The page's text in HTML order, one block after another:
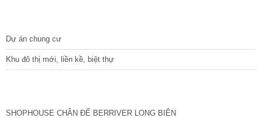
Dự án chung cư
Khu đô thị mới, liền kề, biệt thự
SHOPHOUSE CHÂN ĐẾ BERRIVER LONG BIÊN